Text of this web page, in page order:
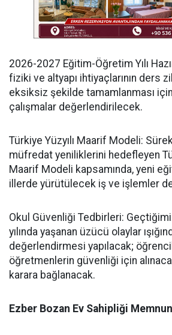
​2026-2027 Eğitim-Öğretim Yılı
fiziki ve altyapı ihtiyaçlarının ders
eksiksiz şekilde tamamlanması
çalışmalar değerlendirilecek.
​Türkiye Yüzyılı Maarif Modeli:
müfredat yeniliklerini hedefleyen
Maarif Modeli kapsamında, yeni
illerde yürütülecek iş ve işlemler
​Okul Güvenliği Tedbirleri:
yılında yaşanan üzücü olaylar
değerlendirmesi yapılacak;
öğretmenlerin güvenliği için
karara bağlanacak.
​Ezber Bozan Ev Sahipliği